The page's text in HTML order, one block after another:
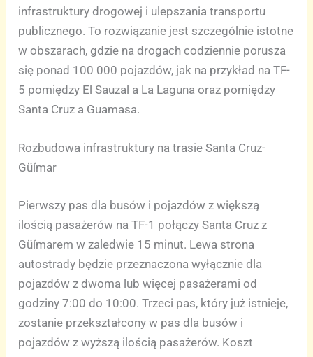
infrastruktury drogowej i ulepszania transportu
publicznego. To rozwiązanie jest szczególnie istotne
w obszarach, gdzie na drogach codziennie porusza
się ponad 100 000 pojazdów, jak na przykład na TF-
5 pomiędzy El Sauzal a La Laguna oraz pomiędzy
Santa Cruz a Guamasa.
Rozbudowa infrastruktury na trasie Santa Cruz-
Güímar
Pierwszy pas dla busów i pojazdów z większą
ilością pasażerów na TF-1 połączy Santa Cruz z
Güímarem w zaledwie 15 minut. Lewa strona
autostrady będzie przeznaczona wyłącznie dla
pojazdów z dwoma lub więcej pasażerami od
godziny 7:00 do 10:00. Trzeci pas, który już istnieje,
zostanie przekształcony w pas dla busów i
pojazdów z wyższą ilością pasażerów. Koszt